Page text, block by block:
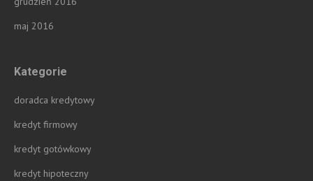
maj 2016
Kategorie
doradca kredytowy
kredyt firmowy
kredyt gotówkowy
kredyt hipoteczny